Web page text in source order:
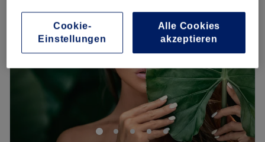
Alle Cookies
akzeptieren
Cookie-
Einstellungen